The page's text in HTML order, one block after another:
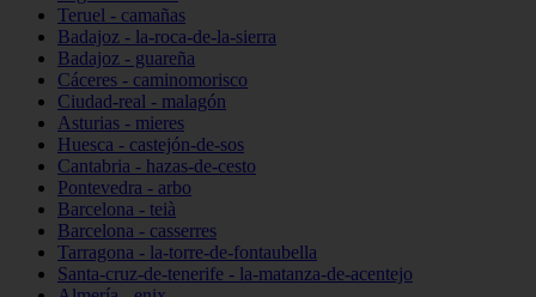
Teruel - camañas
Badajoz - la-roca-de-la-sierra
Badajoz - guareña
Cáceres - caminomorisco
Ciudad-real - malagón
Asturias - mieres
Huesca - castejón-de-sos
Cantabria - hazas-de-cesto
Pontevedra - arbo
Barcelona - teià
Barcelona - casserres
Tarragona - la-torre-de-fontaubella
Santa-cruz-de-tenerife - la-matanza-de-acentejo